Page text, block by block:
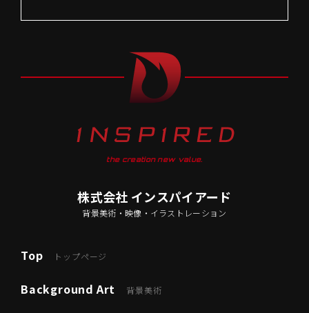
the creation new value.
株式会社 インスパイアード
背景美術・映像・イラストレーション
Top トップページ
Background Art 背景美術